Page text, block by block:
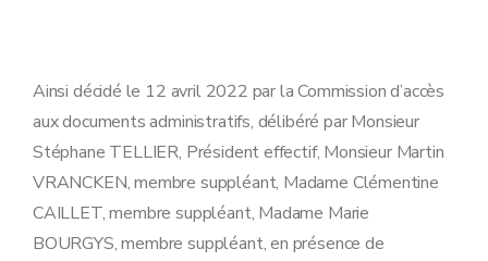
Ainsi décidé le 12 avril 2022 par la Commission d’accès
aux documents administratifs, délibéré par Monsieur
Stéphane TELLIER, Président effectif, Monsieur Martin
VRANCKEN, membre suppléant, Madame Clémentine
CAILLET, membre suppléant, Madame Marie
BOURGYS, membre suppléant, en présence de